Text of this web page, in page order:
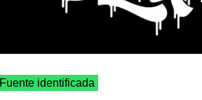
Fuente identificada